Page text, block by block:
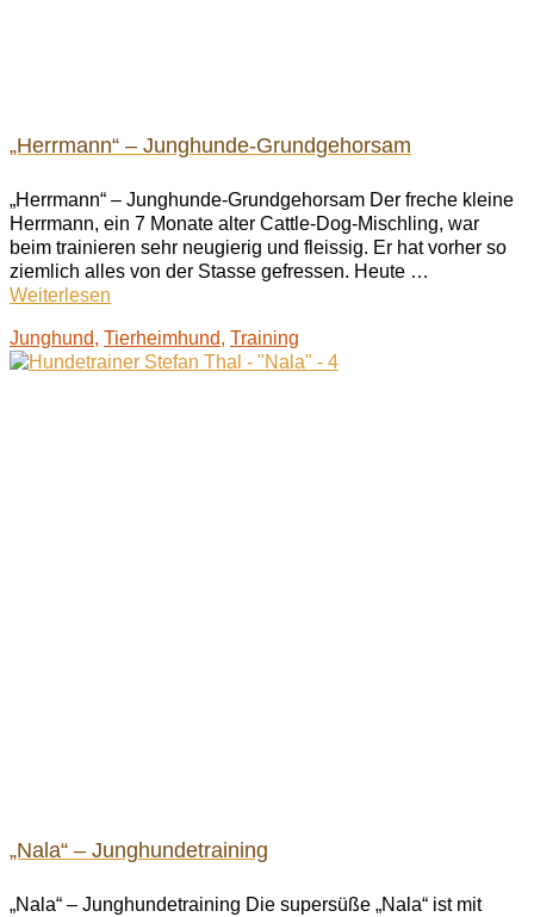
„Herrmann“ – Junghunde-Grundgehorsam
„Herrmann“ – Junghunde-Grundgehorsam Der freche kleine
Herrmann, ein 7 Monate alter Cattle-Dog-Mischling, war
beim trainieren sehr neugierig und fleissig. Er hat vorher so
ziemlich alles von der Stasse gefressen. Heute …
Weiterlesen
Junghund, Tierheimhund, Training
„Nala“ – Junghundetraining
„Nala“ – Junghundetraining Die supersüße „Nala“ ist mit